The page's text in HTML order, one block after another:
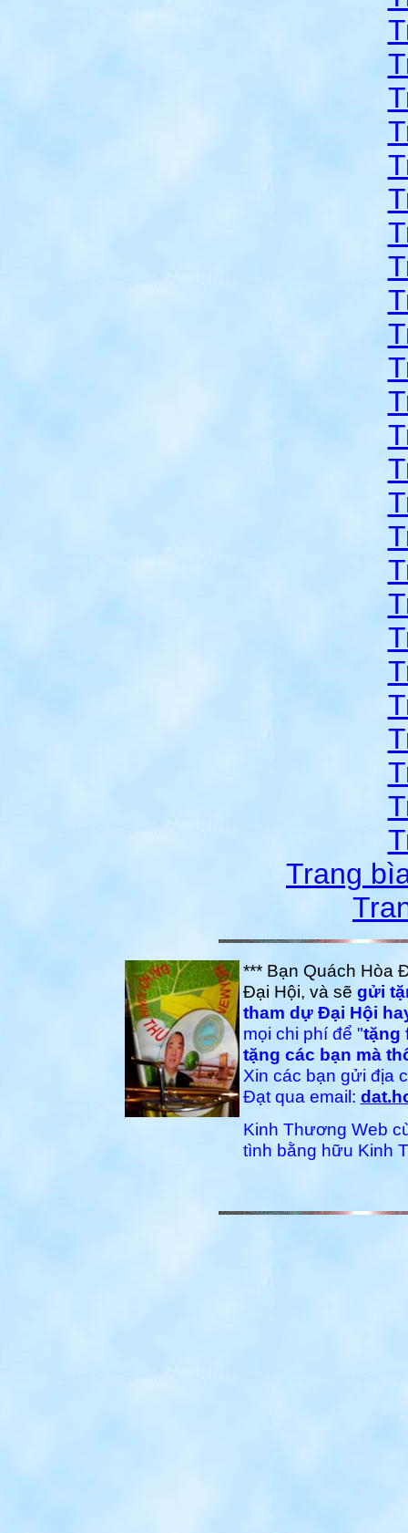
Trang
*** Bạn Quách Hòa
Đại Hội, và sẽ gửi
tham dự Đại Hội
mọi chi phí để "tặng
tặng các bạn mà
Xin các bạn gửi địa
Đạt qua email:
Kinh Thương Web
tình bằng hữu Kinh